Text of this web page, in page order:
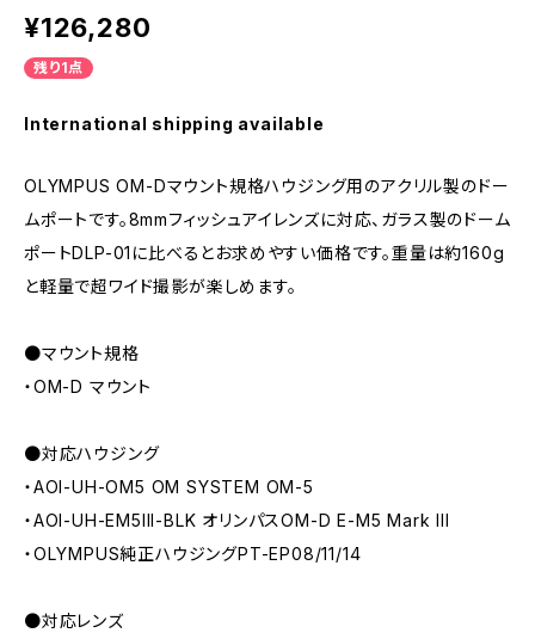
¥126,280
残り1点
International shipping available
OLYMPUS OM-Dマウント規格ハウジング用のアクリル製のドー
ムポートです。8mmフィッシュアイレンズに対応、ガラス製のドーム
ポートDLP-01に比べるとお求めやすい価格です。重量は約160g
と軽量で超ワイド撮影が楽しめます。
●マウント規格
・OM-D マウント
●対応ハウジング
・AOI-UH-OM5 OM SYSTEM OM-5
・AOI-UH-EM5III-BLK オリンパスOM-D E-M5 Mark III
・OLYMPUS純正ハウジングPT-EP08/11/14
●対応レンズ